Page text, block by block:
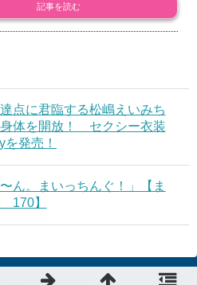
記事を読む
点に君臨する松嶋えいみち
体を開放！ セクシー衣装
発売！
ん。まいっちんぐ！」【ま
170】